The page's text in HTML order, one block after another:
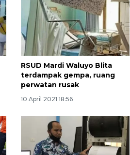
RSUD Mardi Waluyo Blita
terdampak gempa, ruang
perwatan rusak
10 April 2021 18:56